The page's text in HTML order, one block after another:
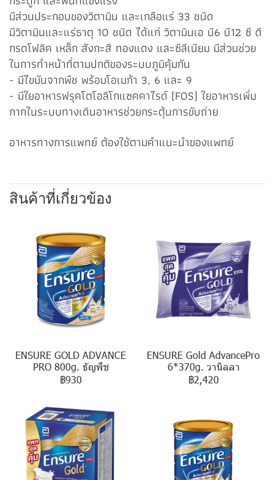
มีส่วนประกอบของวิตามิน และเกลือแร่ 33 ชนิด
มีวิตามินและแร่ธาตุ 10 ชนิด ได้แก่ วิตามินเอ บี6 บี12 ซี ดี
กรดโฟลิค เหล็ก สังกะสี ทองแดง และซีลีเนียม มีส่วนช่วย
ในการทำหน้าที่ตามปกติของระบบภูมิคุ้มกัน
- มีไขมันจากพืช พร้อมโอเมก้า 3, 6 และ 9
- มีใยอาหารฟรุคโตโอลิโกแซคคาไรด์ (FOS) ใยอาหารเพิ่ม
กากในระบบทางเดินอาหารช่วยกระตุ้นการขับถ่าย
อาหารทางการแพทย์ ต้องใช้ตามคำแนะนำของแพทย์
สินค้าที่เกี่ยวข้อง
ENSURE GOLD ADVANCE
PRO 800g. ธัญพืช
฿930
ENSURE Gold AdvancePro
6*370g. วานิลลา
฿2,420